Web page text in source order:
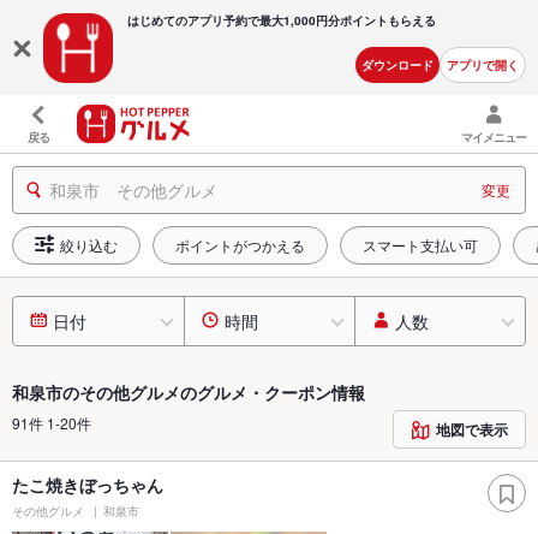
はじめてのアプリ予約で最大1,000円分ポイントもらえる
ダウンロード アプリで開く
戻る マイメニュー
和泉市 その他グルメ 変更
絞り込む ポイントがつかえる スマート支払い可
日付 時間 人数
和泉市のその他グルメのグルメ・クーポン情報
91件 1-20件 地図で表示
たこ焼きぼっちゃん
その他グルメ 和泉市